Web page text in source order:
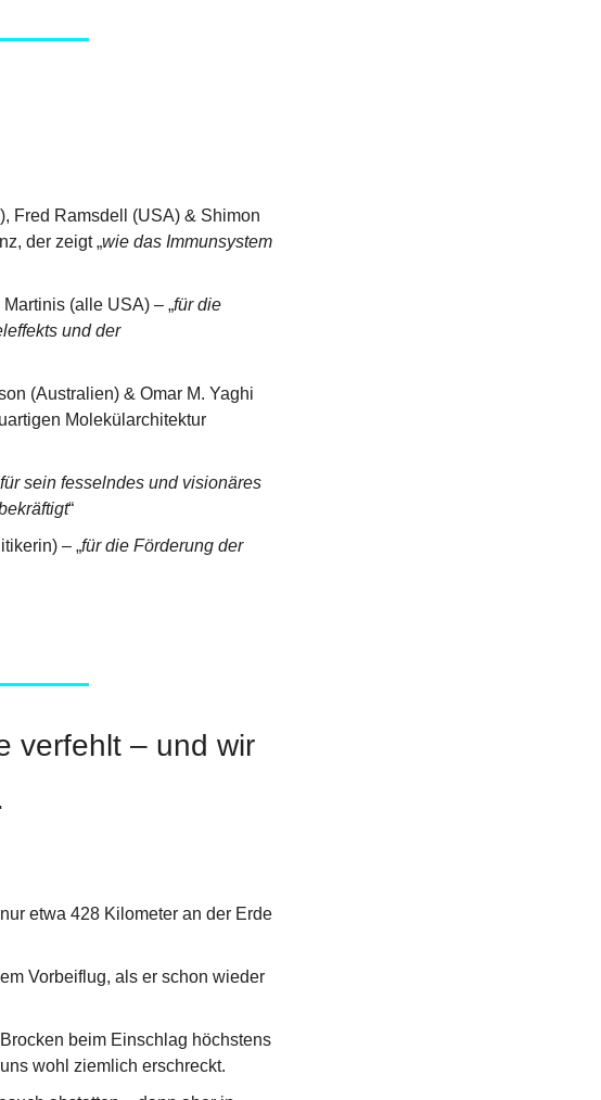
Fred Ramsdell (USA) & Shimon
der zeigt „wie das Immunsystem
(alle USA) – „für die
und der
(Australien) & Omar M. Yaghi
Molekülarchitektur
für sein fesselndes und visionäres
“
– „für die Förderung der
verfehlt – und wir
etwa 428 Kilometer an der Erde
Vorbeiflug, als er schon wieder
beim Einschlag höchstens
wohl ziemlich erschreckt.